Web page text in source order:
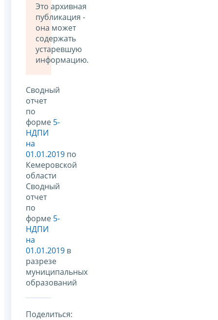
Это архивная
публикация -
она может
содержать
устаревшую
информацию.
Сводный
отчет
по
форме 5-
НДПИ
на
01.01.2019 по
Кемеровской
области
Сводный
отчет
по
форме 5-
НДПИ
на
01.01.2019 в
разрезе
муниципальных
образований
Поделиться: